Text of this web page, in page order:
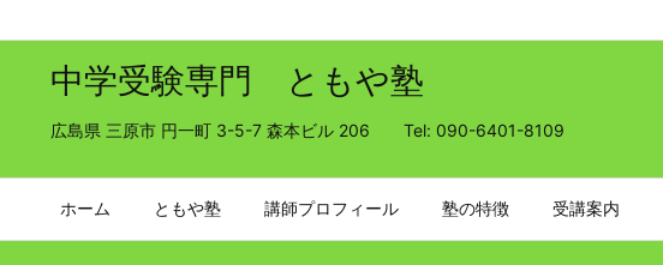
中学受験専門 ともや塾
広島県 三原市 円一町 3-5-7 森本ビル 206 Tel: 090-6401-8109
ホーム ともや塾 講師プロフィール 塾の特徴 受講案内